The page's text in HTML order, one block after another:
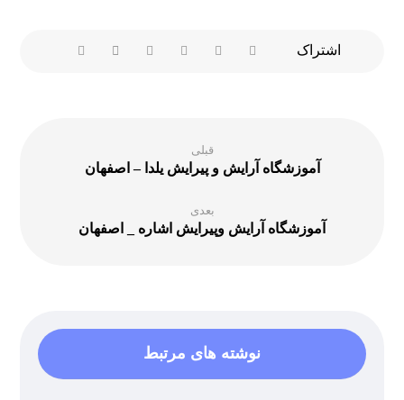
قبلی
آموزشگاه آرایش و پیرایش یلدا – اصفهان
بعدی
آموزشگاه آرایش وپیرایش اشاره _ اصفهان
نوشته های مرتبط